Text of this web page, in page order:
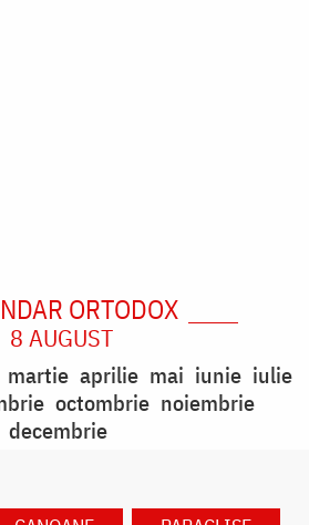
ORTODOX
8 AUGUST
martie aprilie mai iunie iulie
octombrie noiembrie
decembrie